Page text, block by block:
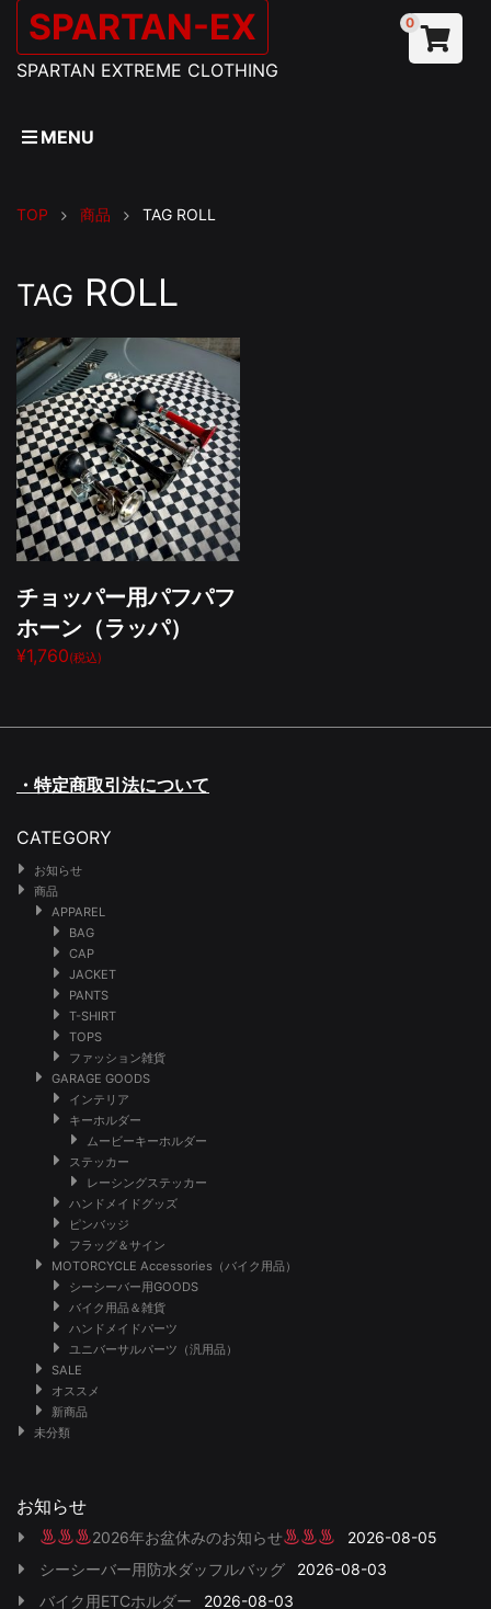
SPARTAN-EX
SPARTAN EXTREME CLOTHING
0
MENU
TOP 商品 TAG ROLL
TAG ROLL
チョッパー用パフパフ
ホーン（ラッパ）
¥1,760(税込)
・特定商取引法について
CATEGORY
お知らせ
商品
APPAREL
BAG
CAP
JACKET
PANTS
T-SHIRT
TOPS
ファッション雑貨
GARAGE GOODS
インテリア
キーホルダー
ムービーキーホルダー
ステッカー
レーシングステッカー
ハンドメイドグッズ
ピンバッジ
フラッグ＆サイン
MOTORCYCLE Accessories（バイク用品）
シーシーバー用GOODS
バイク用品＆雑貨
ハンドメイドパーツ
ユニバーサルパーツ（汎用品）
SALE
オススメ
新商品
未分類
お知らせ
2026年お盆休みのお知らせ
2026-08-05
シーシーバー用防水ダッフルバッグ
2026-08-03
バイク用ETCホルダー
2026-08-03